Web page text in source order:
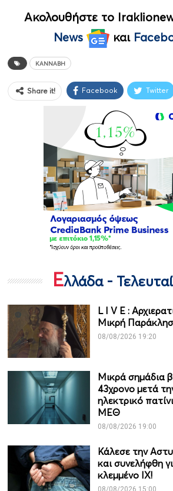
Ακολουθήστε το
News
και
ΚΆΝΝΑΒΗ
Share it! Facebook Twitter
Ελλάδα -
L I V Ε :
Μικρή
08/08/2026 19:20
Μικρά σημάδια
43χρονο μετά
ηλεκτρικό
ΜΕΘ
08/08/2026 19:00
Κάλεσε την
και συνελήφθη
κλεμμένο ΙΧ!
08/08/2026 15:00